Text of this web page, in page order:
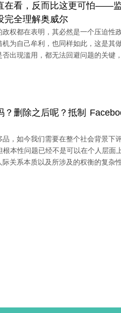
在看，反而比这更可怕——
完全理解奥威尔
权都在表明，其必然是一个压迫性
为自己牟利，也同样如此，这是其
否出现滥用，都无法回避问题的关键
？删除之后呢？抵制
，如今我们需要在整个社会背景下
本性问题已经不是可以在个人层面
际关系本质以及所涉及的权衡的复杂